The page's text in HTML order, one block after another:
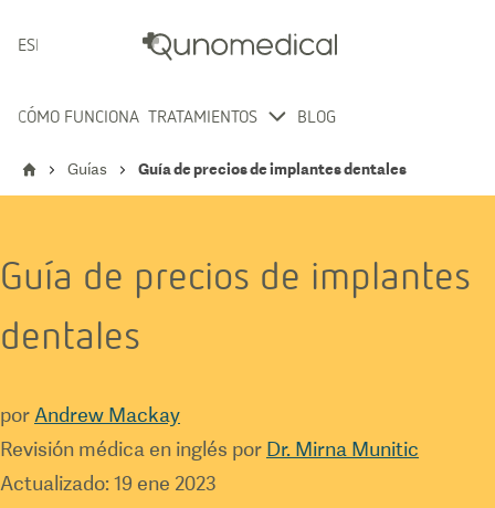
ESPAÑOL
CÓMO FUNCIONA TRATAMIENTOS BLOG
Guías Guía de precios de implantes dentales
Guía de precios de implantes
dentales
por Andrew Mackay
Revisión médica en inglés por Dr. Mirna Munitic
Actualizado: 19 ene 2023